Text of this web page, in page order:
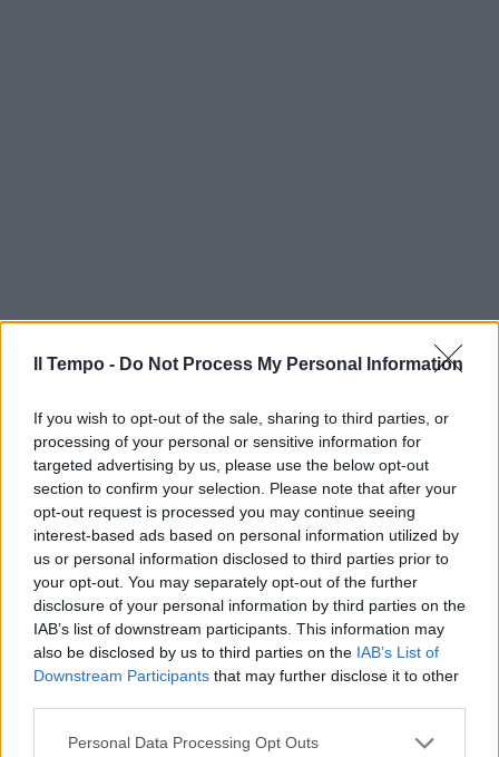
Il Tempo - Do Not Process My Personal Information
If you wish to opt-out of the sale, sharing to third parties, or
processing of your personal or sensitive information for
targeted advertising by us, please use the below opt-out
section to confirm your selection. Please note that after your
opt-out request is processed you may continue seeing
interest-based ads based on personal information utilized by
us or personal information disclosed to third parties prior to
your opt-out. You may separately opt-out of the further
disclosure of your personal information by third parties on the
IAB’s list of downstream participants. This information may
also be disclosed by us to third parties on the IAB’s List of
Downstream Participants that may further disclose it to other
Personal Data Processing Opt Outs